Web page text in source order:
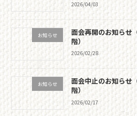
2026/04/03
お知らせ
面会再開のお知らせ
階）
2026/02/28
お知らせ
面会中止のお知らせ
階）
2026/02/17